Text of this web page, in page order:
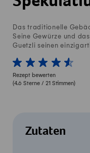
Das traditionelle
Seine Gewürze und
Guetzli seinen
1 von 5 Sterne
2 von 5 Sterne
3 von 5 Sterne
4 von 5 Sterne
5 von 5
Rezept bewerten
(4.6 Sterne / 21 Stimmen)
Zutaten